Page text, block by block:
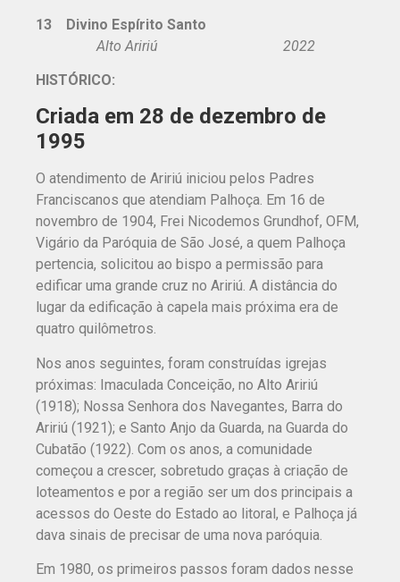
13 Divino Espírito Santo
Alto Aririú 2022
HISTÓRICO:
Criada em 28 de dezembro de
1995
O atendimento de Aririú iniciou pelos Padres
Franciscanos que atendiam Palhoça. Em 16 de
novembro de 1904, Frei Nicodemos Grundhof, OFM,
Vigário da Paróquia de São José, a quem Palhoça
pertencia, solicitou ao bispo a permissão para
edificar uma grande cruz no Aririú. A distância do
lugar da edificação à capela mais próxima era de
quatro quilômetros.
Nos anos seguintes, foram construídas igrejas
próximas: Imaculada Conceição, no Alto Aririú
(1918); Nossa Senhora dos Navegantes, Barra do
Aririú (1921); e Santo Anjo da Guarda, na Guarda do
Cubatão (1922). Com os anos, a comunidade
começou a crescer, sobretudo graças à criação de
loteamentos e por a região ser um dos principais a
acessos do Oeste do Estado ao litoral, e Palhoça já
dava sinais de precisar de uma nova paróquia.
Em 1980, os primeiros passos foram dados nesse